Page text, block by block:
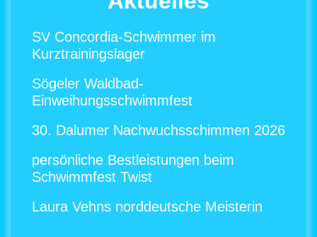
SV Concordia-Schwimmer im
Kurztrainingslager
Sögeler Waldbad-
Einweihungsschwimmfest
30. Dalumer Nachwuchsschimmen 2026
persönliche Bestleistungen beim
Schwimmfest Twist
Laura Vehns norddeutsche Meisterin